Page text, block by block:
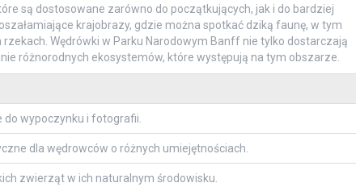
są dostosowane zarówno do początkujących, jak i do bardziej
krajobrazy, gdzie można spotkać dziką faunę, w tym
Wędrówki w Parku Narodowym Banff nie tylko dostarczają
różnorodnych ekosystemów, które występują na tym obszarze.
do wypoczynku i fotografii.
dla wędrowców o różnych umiejętnościach.
zwierząt w ich naturalnym środowisku.